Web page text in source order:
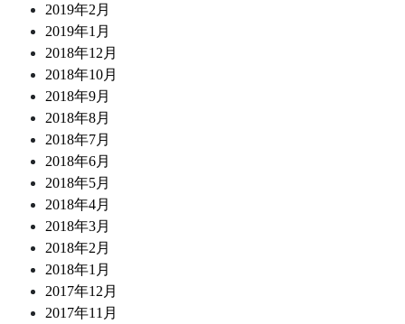
2019年2月
2019年1月
2018年12月
2018年10月
2018年9月
2018年8月
2018年7月
2018年6月
2018年5月
2018年4月
2018年3月
2018年2月
2018年1月
2017年12月
2017年11月